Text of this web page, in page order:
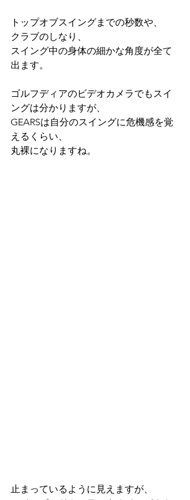
トップオブスイングまでの秒数や、
クラブのしなり、
スイング中の身体の細かな角度が全て
出ます。
ゴルフディアのビデオカメラでもスイ
ングは分かりますが、
GEARSは自分のスイングに危機感を覚
えるくらい、
丸裸になりますね。
止まっているように見えますが、